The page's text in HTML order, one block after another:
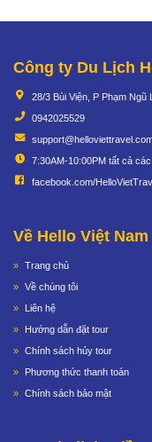
Công ty Du Lịch
28/3 Bùi Viện, P Phạm Ngũ
0942025529
7:30AM-10:00PM tất cả
facebook.com/
Về Hello Việt Nam
Trang chủ
Về chúng tôi
Liên hệ
Hướng dẫn đặt tour
Chính sách hủy tour
Phương thức thanh toán
Chính sách bảo mật